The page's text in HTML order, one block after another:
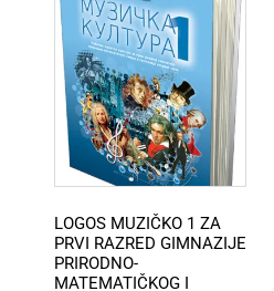
LOGOS MUZIČKO 1 ZA
PRVI RAZRED GIMNAZIJE
PRIRODNO-
MATEMATIČKOG I